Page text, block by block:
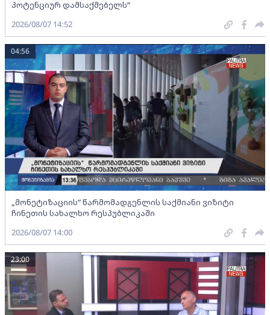
პოტენციურ დამსაქმებელს“
2026/08/07 14:52
„მონეტიზაციის“ წარმომადგენლის საქმიანი ვიზიტი
ჩინეთის სახალხო რესპუბლიკაში
04:56
2026/08/07 14:00
23:00